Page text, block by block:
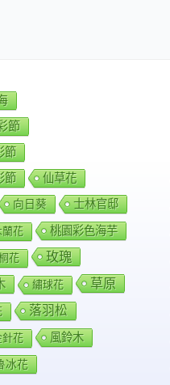
節
節
節
仙草花
向日葵 士林官邸
蘭花 桃園彩色海芋
花 玫瑰
繡球花 草原
落羽松
針花 風鈴木
冰花